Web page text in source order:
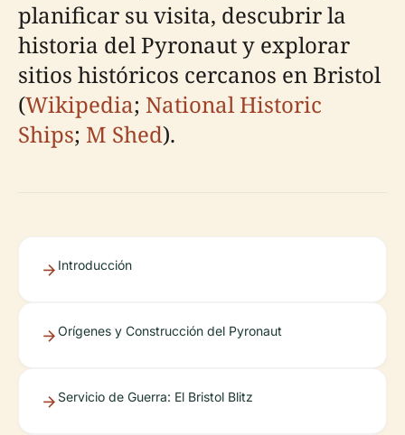
planificar su visita, descubrir la
historia del Pyronaut y explorar
sitios históricos cercanos en Bristol
(Wikipedia; National Historic
Ships; M Shed).
Introducción
Orígenes y Construcción del Pyronaut
Servicio de Guerra: El Bristol Blitz